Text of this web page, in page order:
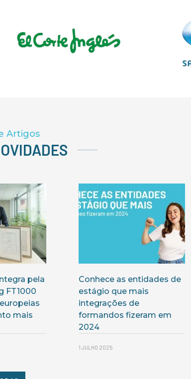
Artigos
pela
FT1000
mais
Conhece as entidades de
estágio que mais
integrações de
formandos fizeram em
2024
1 JULHO 2025